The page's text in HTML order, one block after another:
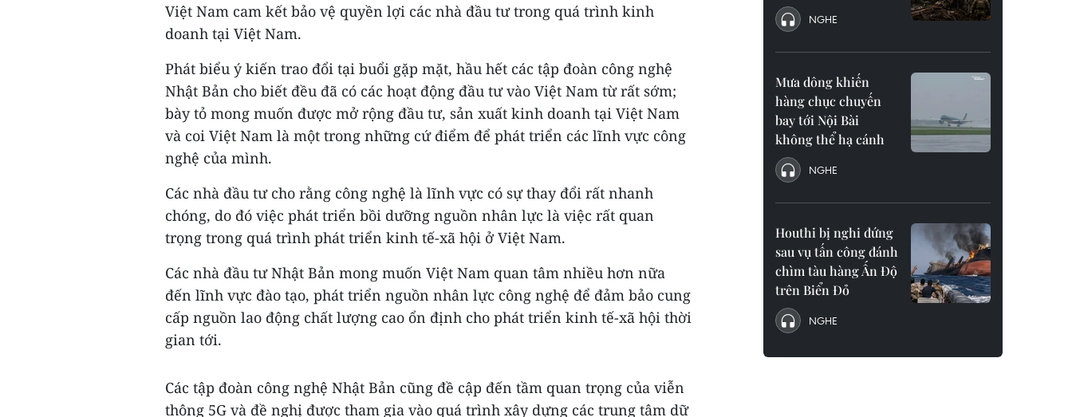
Việt Nam cam kết bảo vệ quyền lợi các nhà đầu tư trong quá trình kinh
doanh tại Việt Nam.
Phát biểu ý kiến trao đổi tại buổi gặp mặt, hầu hết các tập đoàn công nghệ
Nhật Bản cho biết đều đã có các hoạt động đầu tư vào Việt Nam từ rất sớm;
bày tỏ mong muốn được mở rộng đầu tư, sản xuất kinh doanh tại Việt Nam
và coi Việt Nam là một trong những cứ điểm để phát triển các lĩnh vực công
nghệ của mình.
Các nhà đầu tư cho rằng công nghệ là lĩnh vực có sự thay đổi rất nhanh
chóng, do đó việc phát triển bồi dưỡng nguồn nhân lực là việc rất quan
trọng trong quá trình phát triển kinh tế-xã hội ở Việt Nam.
Các nhà đầu tư Nhật Bản mong muốn Việt Nam quan tâm nhiều hơn nữa
đến lĩnh vực đào tạo, phát triển nguồn nhân lực công nghệ để đảm bảo cung
cấp nguồn lao động chất lượng cao ổn định cho phát triển kinh tế-xã hội thời
gian tới.
Các tập đoàn công nghệ Nhật Bản cũng đề cập đến tầm quan trọng của viễn
thông 5G và đề nghị được tham gia vào quá trình xây dựng các trung tâm dữ
NGHE
Mưa dông khiến
hàng chục chuyến
bay tới Nội Bài
không thể hạ cánh
NGHE
Houthi bị nghi đứng
sau vụ tấn công đánh
chìm tàu hàng Ấn Độ
trên Biển Đỏ
NGHE